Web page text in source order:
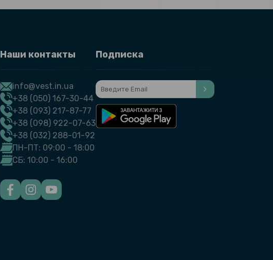
Наши контакты
info@vest.in.ua
+38 (050) 167-30-44
+38 (093) 217-87-77
+38 (098) 922-07-63
+38 (032) 288-01-92
ПН-ПТ: 09:00 - 18:00
СБ: 10:00 - 16:00
Подписка